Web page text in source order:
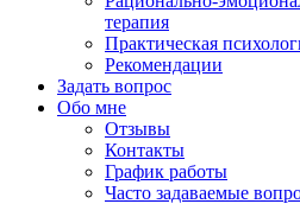
терапия
Практическая
Рекомендации
Задать вопрос
Обо мне
Отзывы
Контакты
График работы
Часто задаваемые